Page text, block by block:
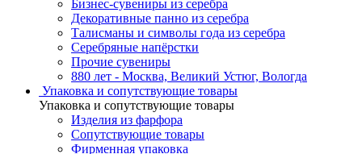
Бизнес-сувениры из серебра
Декоративные панно из серебра
Талисманы и символы года из серебра
Серебряные напёрстки
Прочие сувениры
880 лет - Москва, Великий Устюг, Вологда
Упаковка и сопутствующие товары
Упаковка и сопутствующие товары
Изделия из фарфора
Сопутствующие товары
Фирменная упаковка